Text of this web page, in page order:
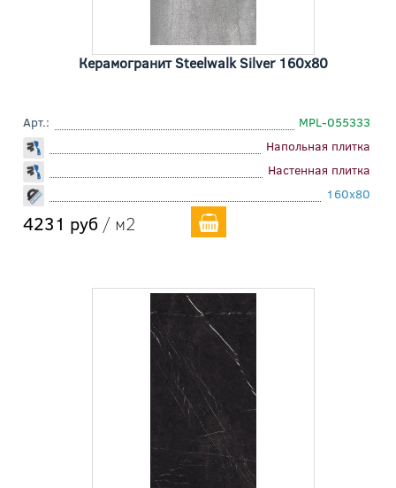
Керамогранит Steelwalk Silver 160x80
Арт.:
MPL-055333
Напольная плитка
Настенная плитка
160x80
4231 руб / м2